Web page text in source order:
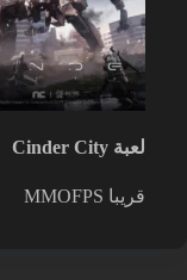
لعبة Cinder City
قريبا MMOFPS